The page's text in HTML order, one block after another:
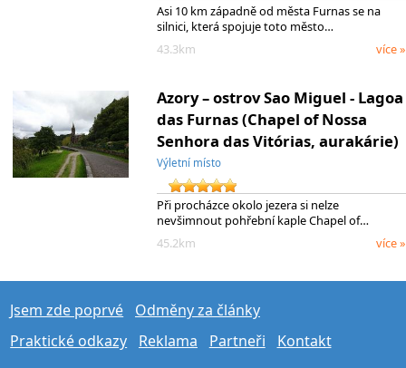
Asi 10 km západně od města Furnas se na
silnici, která spojuje toto město…
43.3km
více »
Azory – ostrov Sao Miguel - Lagoa
das Furnas (Chapel of Nossa
Senhora das Vitórias, aurakárie)
Výletní místo
Při procházce okolo jezera si nelze
nevšimnout pohřební kaple Chapel of…
45.2km
více »
Jsem zde poprvé
Odměny za články
Praktické odkazy
Reklama Partneři Kontakt